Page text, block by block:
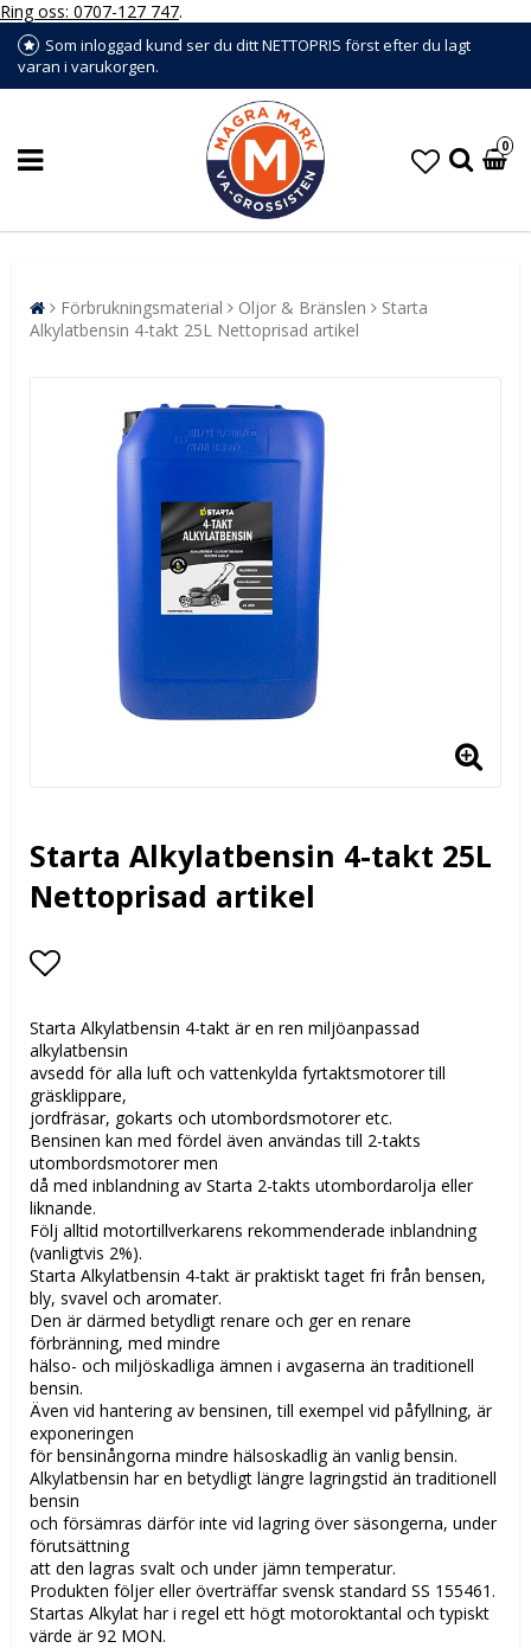
Ring oss: 0707-127 747.
Som inloggad kund ser du ditt NETTOPRIS först efter du lagt
varan i varukorgen.
0
Förbrukningsmaterial Oljor & Bränslen
Starta
Alkylatbensin 4-takt 25L Nettoprisad artikel
Starta Alkylatbensin 4-takt 25L
Nettoprisad artikel
Starta Alkylatbensin 4-takt är en ren miljöanpassad
alkylatbensin
avsedd för alla luft och vattenkylda fyrtaktsmotorer till
gräsklippare,
jordfräsar, gokarts och utombordsmotorer etc.
Bensinen kan med fördel även användas till 2-takts
utombordsmotorer men
då med inblandning av Starta 2-takts utombordarolja eller
liknande.
Följ alltid motortillverkarens rekommenderade inblandning
(vanligtvis 2%).
Starta Alkylatbensin 4-takt är praktiskt taget fri från bensen,
bly, svavel och aromater.
Den är därmed betydligt renare och ger en renare
förbränning, med mindre
hälso- och miljöskadliga ämnen i avgaserna än traditionell
bensin.
Även vid hantering av bensinen, till exempel vid påfyllning, är
exponeringen
för bensinångorna mindre hälsoskadlig än vanlig bensin.
Alkylatbensin har en betydligt längre lagringstid än traditionell
bensin
och försämras därför inte vid lagring över säsongerna, under
förutsättning
att den lagras svalt och under jämn temperatur.
Produkten följer eller överträffar svensk standard SS 155461.
Startas Alkylat har i regel ett högt motoroktantal och typiskt
värde är 92 MON.